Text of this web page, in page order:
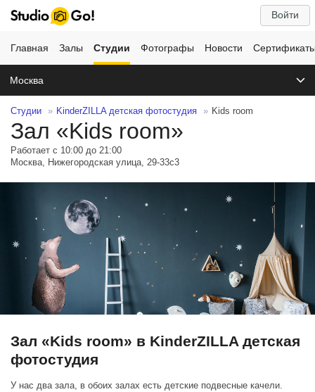
Войти
Главная Залы Студии Фотографы Новости
Москва
Студии KinderZILLA детская фотостудия Kids room
Зал «Kids room»
Работает с 10:00 до 21:00
Москва, Нижегородская улица, 29-33с3
Зал «Kids room» в KinderZILLA детская
фотостудия
У нас два зала, в обоих залах есть детские подвесные качели.